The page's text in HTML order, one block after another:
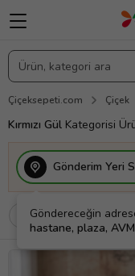
Çiçeksepeti.com Çiçek
Kırmızı Gül Kategorisi
Göndereceğin
hastane, plaza, AVM
Filtrele